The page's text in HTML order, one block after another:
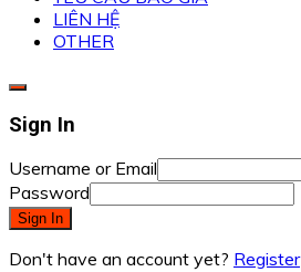
LIÊN HỆ
OTHER
Sign In
Username or Email
Password
Sign In
Don't have an account yet? Register